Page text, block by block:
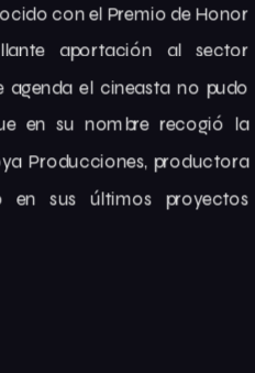
con el Premio de Honor
aportación al sector
el cineasta no pudo
en su nombre recogió la
Producciones, productora
sus últimos proyectos